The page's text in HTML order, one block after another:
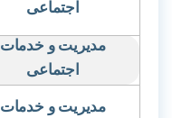
اجتماعی
مدیریت و خدمات
اجتماعی
مدیریت و خدمات